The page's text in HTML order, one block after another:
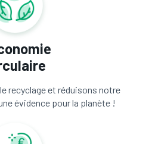
recyclage et réduisons notre
évidence pour la planète !